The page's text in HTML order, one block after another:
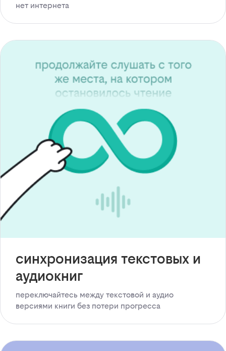
нет интернета
синхронизация текстовых и
аудиокниг
переключайтесь между текстовой и аудио
версиями книги без потери прогресса